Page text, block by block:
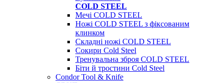
COLD STEEL
Мечі COLD STEEL
Ножі COLD STEEL з фіксованим
клинком
Складні ножі COLD STEEL
Сокири Cold Steel
Тренувальна зброя COLD STEEL
Біти й тростини Cold Steel
Condor Tool & Knife